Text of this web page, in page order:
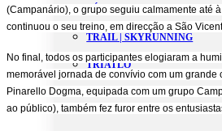
TÉNIS
TRAIL | SKYRUNNING
TRIATLO
(Campanário), o grupo seguiu calmamente até
continuou o seu treino, em direcção a São
No final, todos os participantes elogiaram a
memorável jornada de convívio com um grande
Pinarello Dogma, equipada com um grupo
ao público), também fez furor entre os